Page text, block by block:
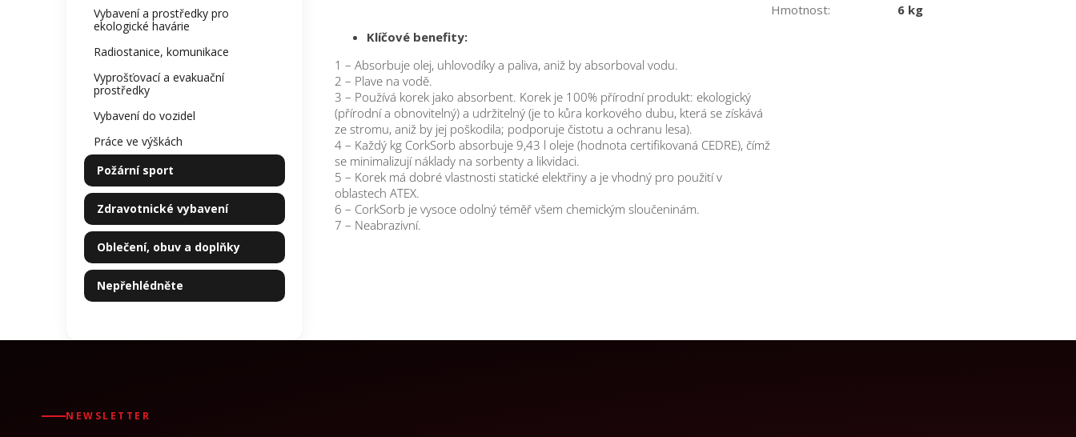
Vybavení a prostředky pro
ekologické havárie
Radiostanice, komunikace
Vyprošťovací a evakuační
prostředky
Vybavení do vozidel
Práce ve výškách
Požární sport
Zdravotnické vybavení
Oblečení, obuv a doplňky
Nepřehlédněte
Klíčové benefity:
1 – Absorbuje olej, uhlovodíky a paliva, aniž by absorboval vodu.
2 – Plave na vodě.
3 – Používá korek jako absorbent. Korek je 100% přírodní produkt: ekologický
(přírodní a obnovitelný) a udržitelný (je to kůra korkového dubu, která se získává
ze stromu, aniž by jej poškodila; podporuje čistotu a ochranu lesa).
4 – Každý kg CorkSorb absorbuje 9,43 l oleje (hodnota certifikovaná CEDRE), čímž
se minimalizují náklady na sorbenty a likvidaci.
5 – Korek má dobré vlastnosti statické elektřiny a je vhodný pro použití v
oblastech ATEX.
6 – CorkSorb je vysoce odolný téměř všem chemickým sloučeninám.
7 – Neabrazivní.
Hmotnost: 6 kg
NEWSLETTER